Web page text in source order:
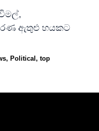
ඇතුළු හයකට
,Political,top